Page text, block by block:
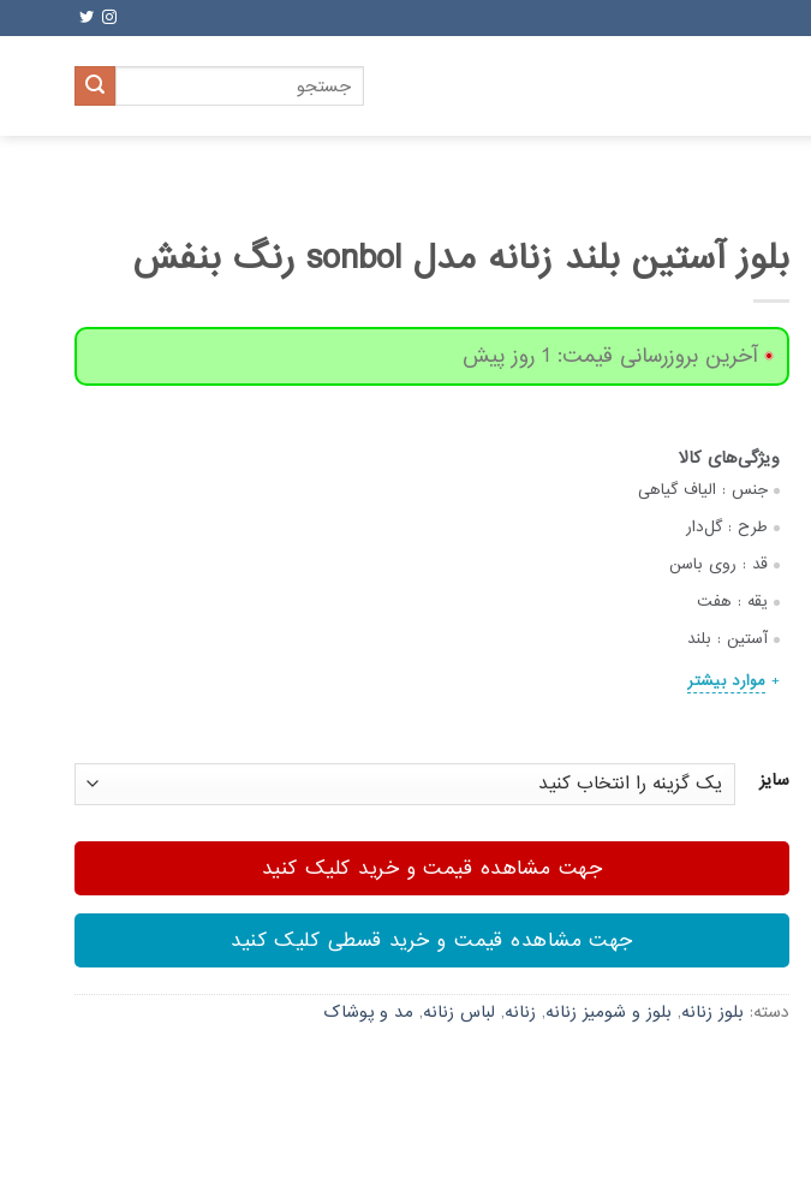
جستجو
برای:
بلوز آستین بلند زنانه مدل sonbol رنگ بنفش
آخرین بروزرسانی قیمت: 1 روز پیش
جنس : الیاف گیاهی
طرح : گل‌دار
قد : روی باسن
یقه : هفت
آستین : بلند
موارد بیشتر
سایز
جهت مشاهده قیمت و خرید کلیک کنید
جهت مشاهده قیمت و خرید قسطی کلیک کنید
دسته: بلوز زنانه, بلوز و شومیز زنانه, زنانه, لباس زنانه, مد و پوشاک